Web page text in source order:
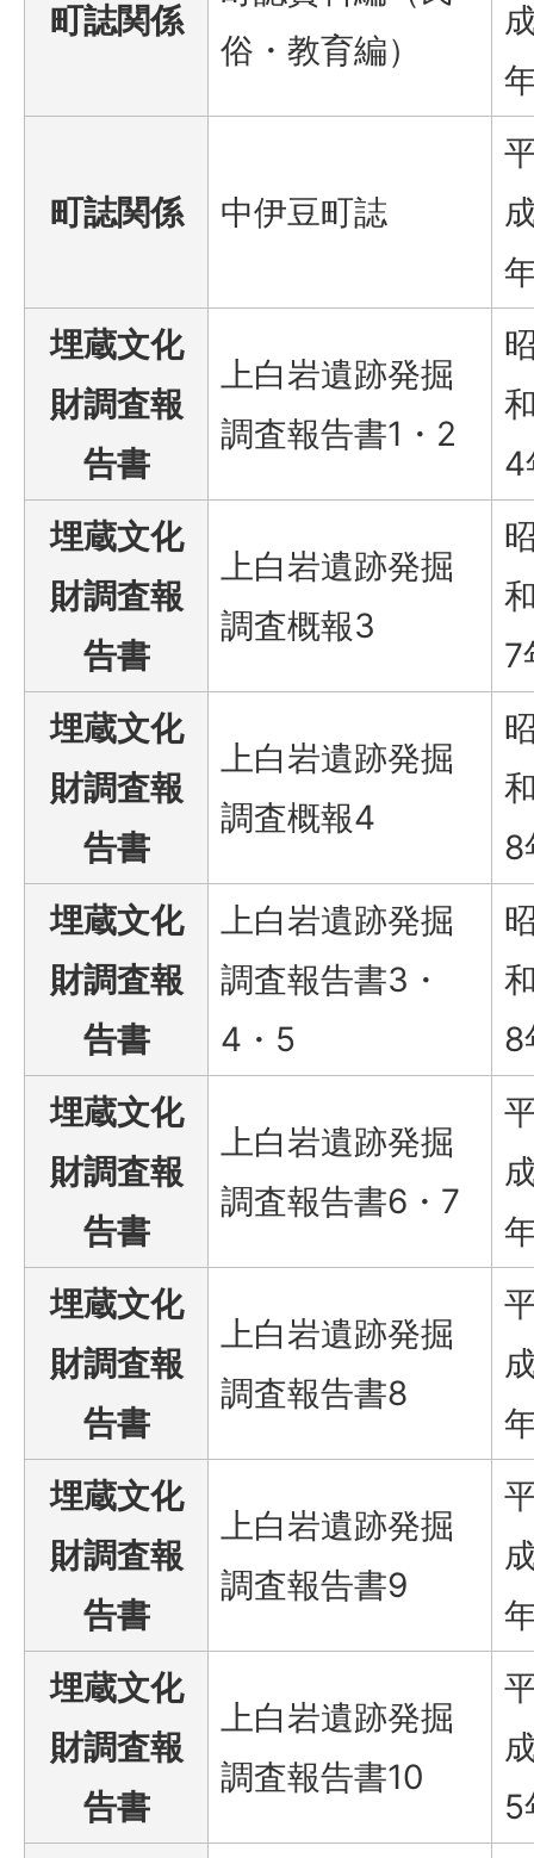
町誌関係
俗・教育編）
町誌関係 中伊豆町誌
埋蔵文化
財調査報
告書
上白岩遺跡発掘
調査報告書1・2
4
埋蔵文化
財調査報
告書
上白岩遺跡発掘
調査概報3
7
埋蔵文化
財調査報
告書
上白岩遺跡発掘
調査概報4
8
埋蔵文化
財調査報
告書
上白岩遺跡発掘
調査報告書3・
4・5
8
埋蔵文化
財調査報
告書
上白岩遺跡発掘
調査報告書6・7
埋蔵文化
財調査報
告書
上白岩遺跡発掘
調査報告書8
埋蔵文化
財調査報
告書
上白岩遺跡発掘
調査報告書9
埋蔵文化
財調査報
告書
上白岩遺跡発掘
調査報告書10
5